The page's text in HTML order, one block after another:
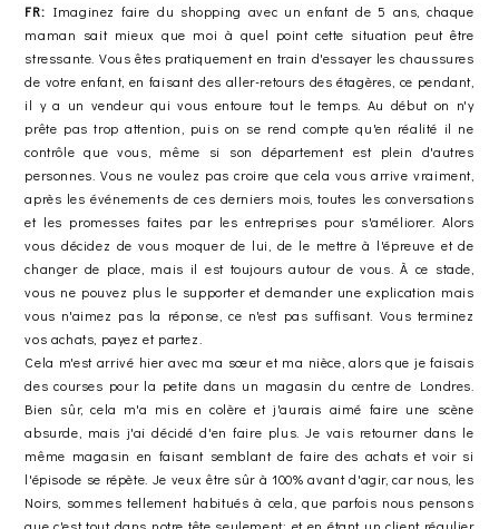
FR: Imaginez faire du shopping avec un enfant de 5 ans, chaque
maman sait mieux que moi à quel point cette situation peut être
stressante. Vous êtes pratiquement en train d'essayer les chaussures
de votre enfant, en faisant des aller-retours des étagères, ce pendant,
il y a un vendeur qui vous entoure tout le temps. Au début on n'y
prête pas trop attention, puis on se rend compte qu'en réalité il ne
contrôle que vous, même si son département est plein d'autres
personnes. Vous ne voulez pas croire que cela vous arrive vraiment,
après les événements de ces derniers mois, toutes les conversations
et les promesses faites par les entreprises pour s'améliorer. Alors
vous décidez de vous moquer de lui, de le mettre à l'épreuve et de
changer de place, mais il est toujours autour de vous. À ce stade,
vous ne pouvez plus le supporter et demander une explication mais
vous n'aimez pas la réponse, ce n'est pas suffisant. Vous terminez
vos achats, payez et partez.
Cela m'est arrivé hier avec ma sœur et ma nièce, alors que je faisais
des courses pour la petite dans un magasin du centre de Londres.
Bien sûr, cela m'a mis en colère et j'aurais aimé faire une scène
absurde, mais j'ai décidé d'en faire plus. Je vais retourner dans le
même magasin en faisant semblant de faire des achats et voir si
l'épisode se répète. Je veux être sûr à 100% avant d'agir, car nous, les
Noirs, sommes tellement habitués à cela, que parfois nous pensons
que c'est tout dans notre tête seulement; et en étant un client régulier